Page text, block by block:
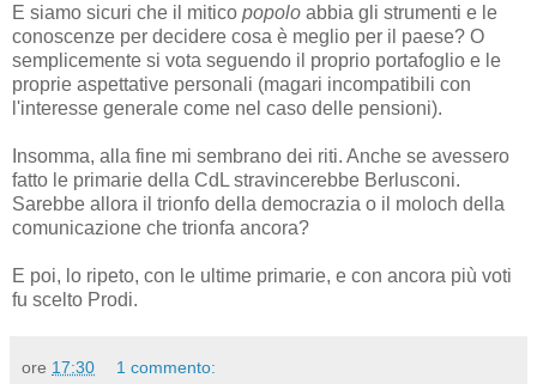
E siamo sicuri che il mitico popolo abbia gli strumenti e le
conoscenze per decidere cosa è meglio per il paese? O
semplicemente si vota seguendo il proprio portafoglio e le
proprie aspettative personali (magari incompatibili con
l'interesse generale come nel caso delle pensioni).
Insomma, alla fine mi sembrano dei riti. Anche se avessero
fatto le primarie della CdL stravincerebbe Berlusconi.
Sarebbe allora il trionfo della democrazia o il moloch della
comunicazione che trionfa ancora?
E poi, lo ripeto, con le ultime primarie, e con ancora più voti
fu scelto Prodi.
ore 17:30 1 commento: